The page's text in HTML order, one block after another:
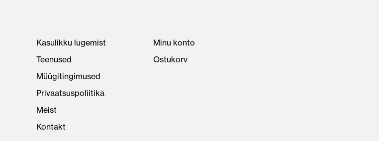
Kasulikku lugemist
Teenused
Müügitingimused
Privaatsuspoliitika
Meist
Kontakt
Minu konto
Ostukorv